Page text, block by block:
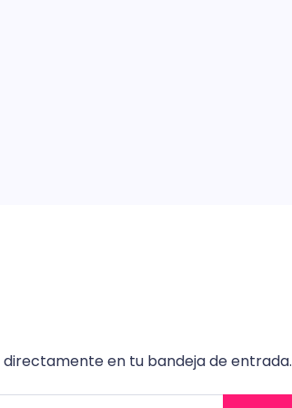
en tu bandeja de entrada.